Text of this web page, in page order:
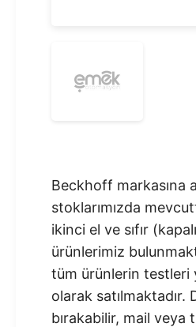
Beckhoff markasına
stoklarımızda
ikinci el ve sıfır
ürünlerimiz
tüm ürünlerin testleri
olarak satılmaktadır.
bırakabilir, mail